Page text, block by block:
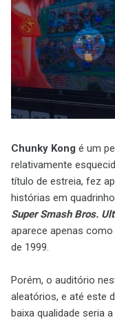
Chunky Kong é um
relativamente
título de estreia, fez
histórias em
Super Smash Bros.
aparece apenas como
de 1999.
Porém, o auditório
aleatórios, e até este
baixa qualidade seria